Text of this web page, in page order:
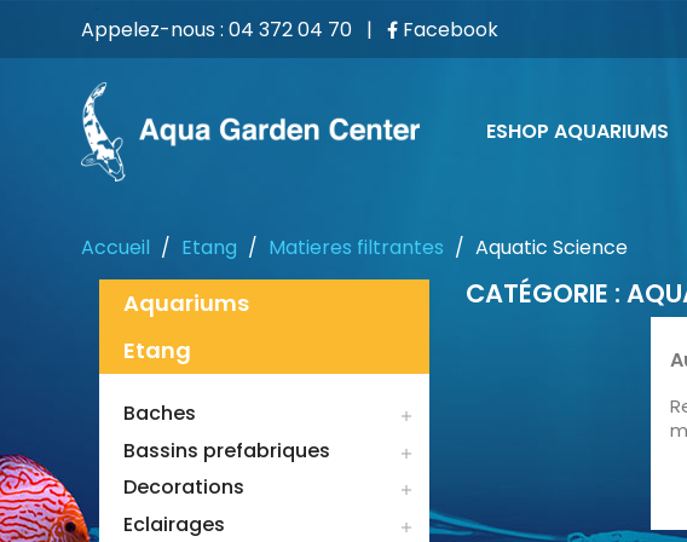
Appelez-nous : 04 372 04 70 | Facebook
ESHOP AQUARIUMS
Accueil Etang Matieres filtrantes Aquatic Science
Aquariums
Etang
Baches 
Bassins prefabriques 
Decorations 
Eclairages 
CATÉGORIE :